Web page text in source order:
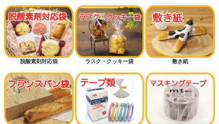
脱酸素剤対応袋 ラスク・クッキー袋 敷き紙